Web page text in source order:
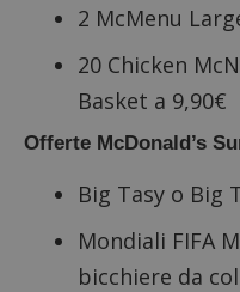
2 McMenu
20 Chicken
Basket a 9,90€
Offerte McDonald’s
Big Tasy o Big
Mondiali FIFA
bicchiere da